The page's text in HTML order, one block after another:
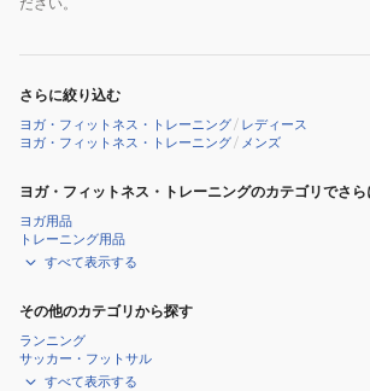
イ
さらに絞り込む
ヨガ・フィットネス・トレーニング/ レディース
ヨガ・フィットネス・トレーニング/ メンズ
ヨガ・フィットネス・トレーニングのカテゴリでさ
ヨガ用品
トレーニング用品
すべて表示する
その他のカテゴリから探す
ランニング
サッカー・フットサル
すべて表示する